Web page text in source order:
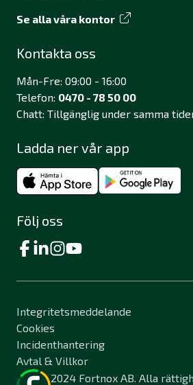
Se alla våra kontor
Kontakta oss
Mån-Fre: 09:00 - 16:00
Telefon: 0470 - 78 50 00
Chatt: Tillgänglig under samma
Ladda ner vår app
Följ oss
Integritetsmeddelande
Cookies
Incidenthantering
Avtal & Villkor
2024 Fortnox AB. Alla